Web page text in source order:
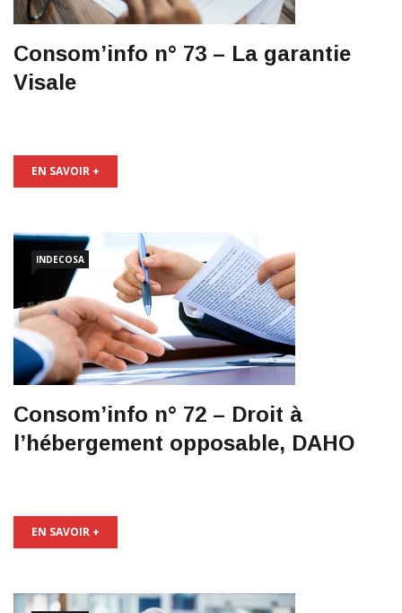
Consom’info n° 73 – La garantie
Visale
EN SAVOIR +
Consom’info n° 72 – Droit à
l’hébergement opposable, DAHO
INDECOSA
EN SAVOIR +